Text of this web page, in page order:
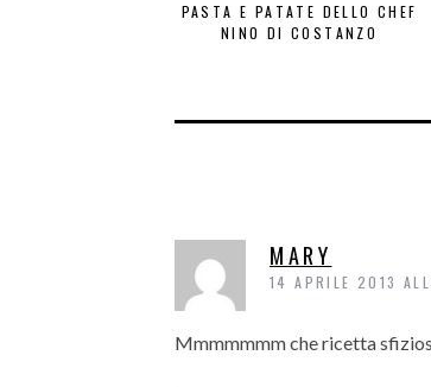
PASTA E PATATE DELLO CHEF
NINO DI COSTANZO
MARY
14 APRILE 2013
Mmmmmmm che ricetta